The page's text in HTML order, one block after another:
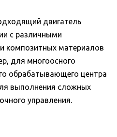
двигатель
с различными
композитных материалов
для многоосного
обрабатывающего центра
выполнения сложных
управления.